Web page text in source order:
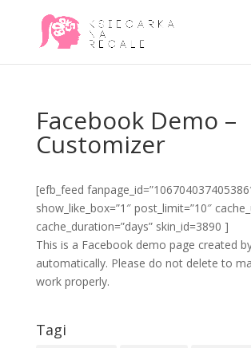
Facebook Demo –
Customizer
[efb_feed
show_like_box=”1″ post_limit=”10″
cache_duration=”days” skin_id=3890 ]
This is a Facebook demo page created
automatically. Please do not delete to
work properly.
Tagi